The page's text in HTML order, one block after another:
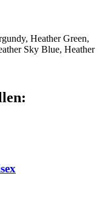
Heather Green,
Sky Blue, Heather